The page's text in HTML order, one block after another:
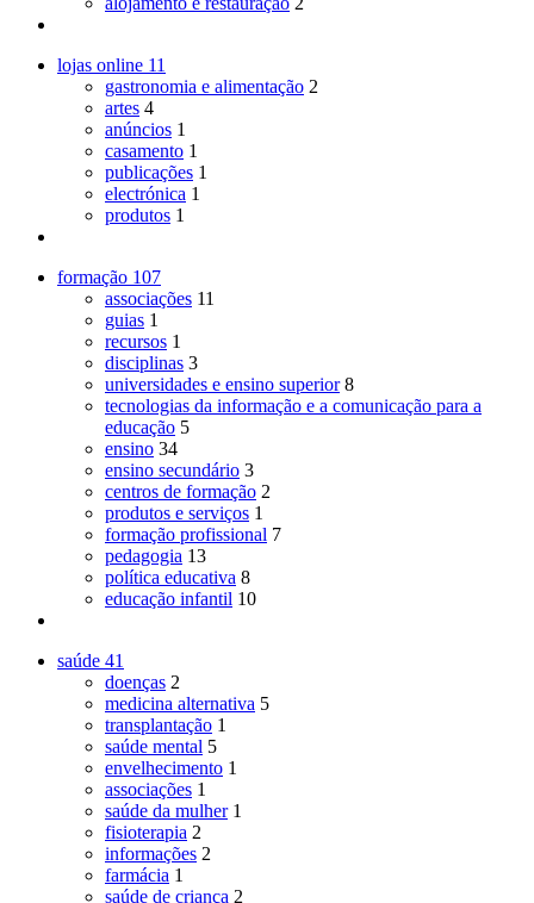
lojas online 11
gastronomia e alimentação 2
artes 4
anúncios 1
casamento 1
publicações 1
electrónica 1
produtos 1
formação 107
associações 11
guias 1
recursos 1
disciplinas 3
universidades e ensino superior 8
tecnologias da informação e a comunicação para a
educação 5
ensino 34
ensino secundário 3
centros de formação 2
produtos e serviços 1
formação profissional 7
pedagogia 13
política educativa 8
educação infantil 10
saúde 41
doenças 2
medicina alternativa 5
transplantação 1
saúde mental 5
envelhecimento 1
associações 1
saúde da mulher 1
fisioterapia 2
informações 2
farmácia 1
saúde de criança 2